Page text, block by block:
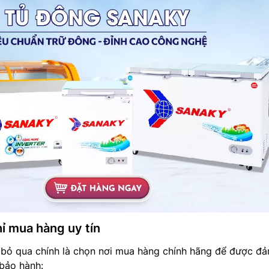
mua hàng uy tín
qua chính là chọn nơi mua hàng chính hãng để được
hành: